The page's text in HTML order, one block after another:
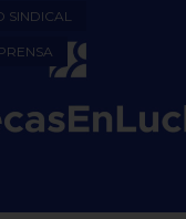
SINDICAL